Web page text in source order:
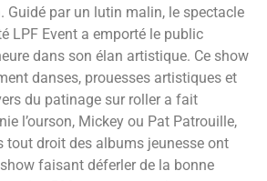
Guidé par un lutin malin, le spectacle
LPF Event a emporté le public
dans son élan artistique. Ce show
danses, prouesses artistiques et
du patinage sur roller a fait
l’ourson, Mickey ou Pat Patrouille,
tout droit des albums jeunesse ont
faisant déferler de la bonne